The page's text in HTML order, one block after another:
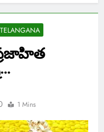
TELANGANA
1 Mins